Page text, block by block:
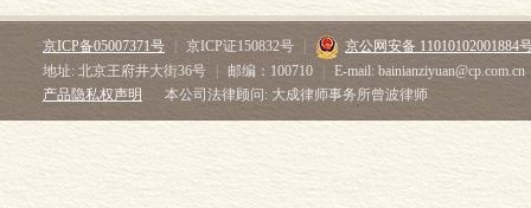
京ICP备05007371号 京ICP证150832号
京公网安备 11010102001884
地址: 北京王府井大街36号
邮编：100710
E-mail: bainianziyuan@cp.com.cn
产品隐私权声明
本公司法律顾问: 大成律师事务所曾波律师